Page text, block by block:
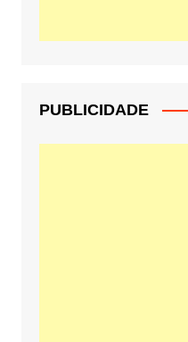
PUBLICIDADE